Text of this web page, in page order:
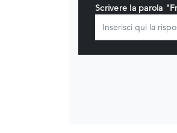
Scrivere la parola